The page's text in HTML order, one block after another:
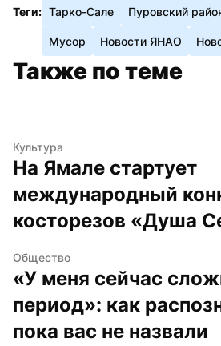
Теги: Тарко-Сале Пуровский
Мусор Новости ЯНАО
Также по теме
Культура
На Ямале стартует
международный
косторезов «Душа
Общество
«У меня сейчас
период»: как
пока вас не назвали